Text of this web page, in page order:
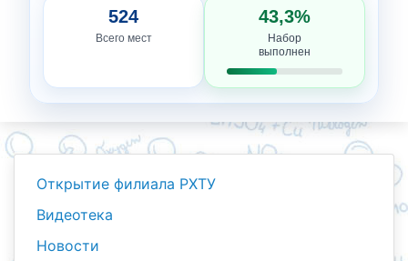
524
Всего мест
43,3%
Набор
выполнен
Открытие филиала РХТУ
Видеотека
Новости